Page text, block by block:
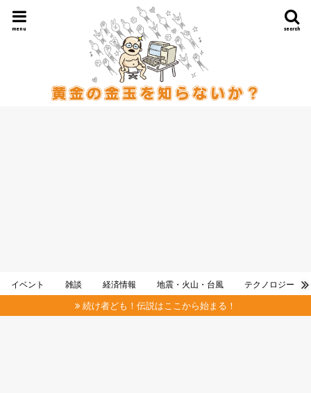
search
menu
イベント 雑談 経済情報 地震・火山・台風 テクノロジー
続け者ども！伝説はここから始まる！